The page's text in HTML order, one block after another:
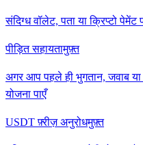
संदिग्ध वॉलेट, पता या क्रिप्टो पेमेंट
पीड़ित सहायतामुफ़्त
अगर आप पहले ही भुगतान, जवाब
योजना पाएँ
USDT फ़्रीज़ अनुरोधमुफ़्त